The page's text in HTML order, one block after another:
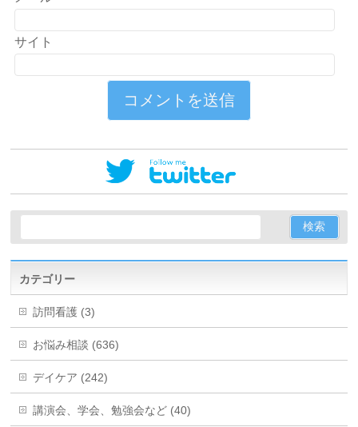
サイト
カテゴリー
訪問看護 (3)
お悩み相談 (636)
デイケア (242)
講演会、学会、勉強会など (40)